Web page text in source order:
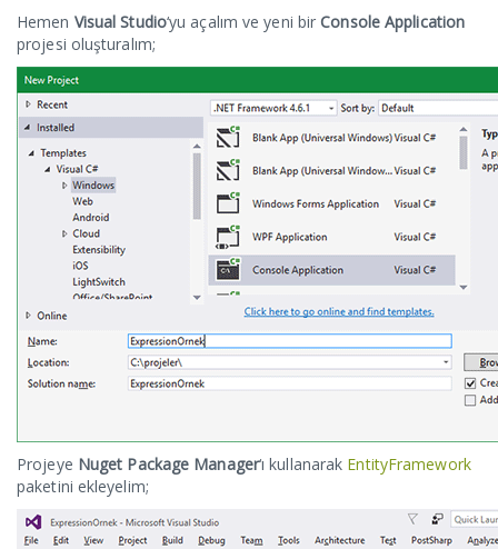
Hemen Visual Studio‘yu açalım ve yeni birConsole Application
projesi oluşturalım;
Projeye Nuget Package Manager‘ı kullanarak EntityFramework
paketini ekleyelim;